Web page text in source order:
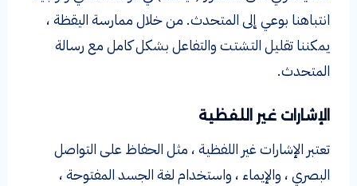
انتباهنا بوعي إلى المتحدث. من خلال ممارسة اليقظة ،
يمكننا تقليل التشتت والتفاعل بشكل كامل مع رسالة
المتحدث.
الإشارات غير اللفظية
تعتبر الإشارات غير اللفظية ، مثل الحفاظ على التواصل
البصري ، والإيماء ، واستخدام لغة الجسد المفتوحة ،